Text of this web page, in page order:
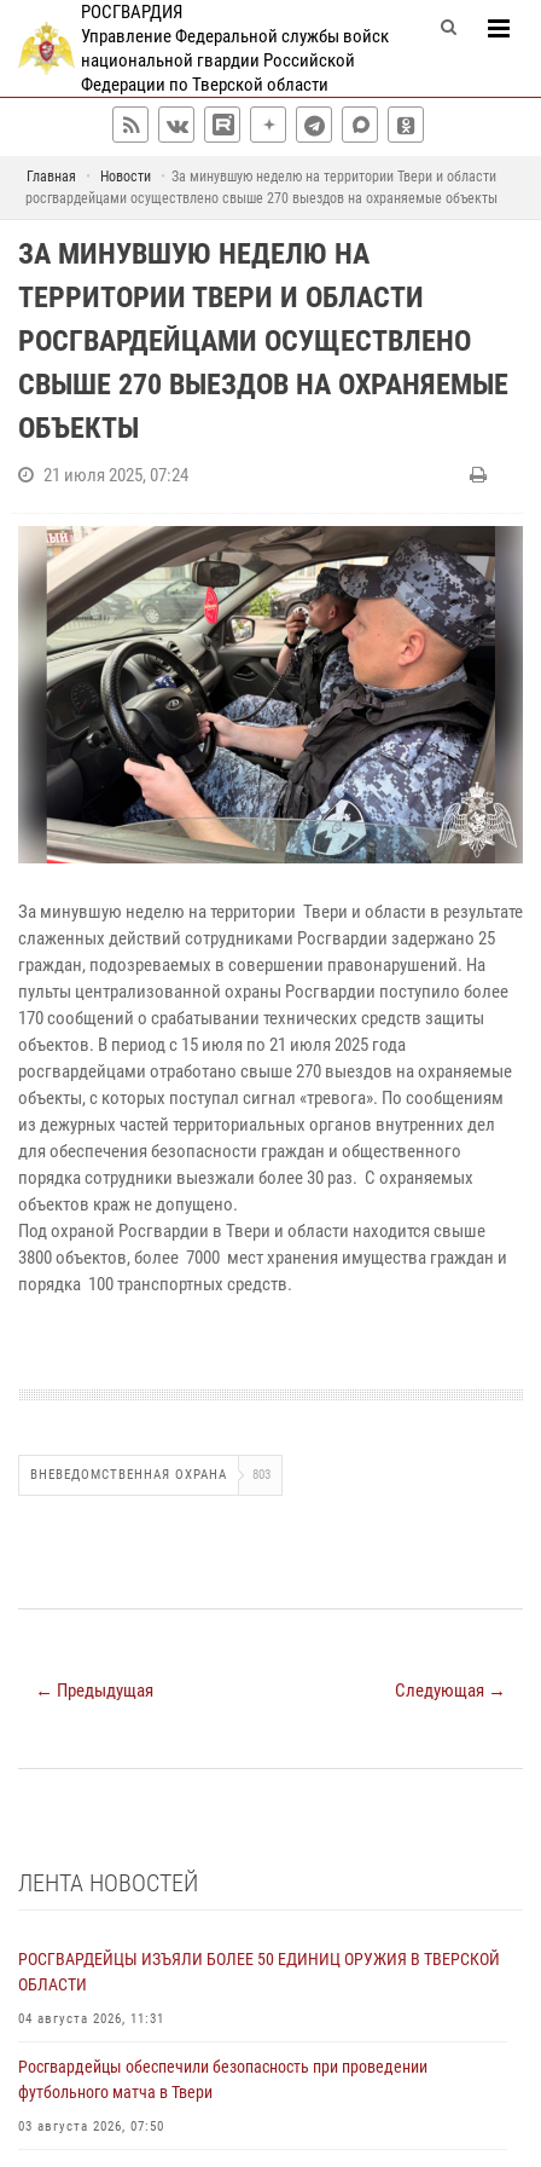
РОСГВАРДИЯ
Управление Федеральной службы войск
национальной гвардии Российской
Федерации по Тверской области
Главная Новости
За минувшую неделю на территории Твери и области
росгвардейцами осуществлено свыше 270 выездов на охраняемые объекты
ЗА МИНУВШУЮ НЕДЕЛЮ НА
ТЕРРИТОРИИ ТВЕРИ И ОБЛАСТИ
РОСГВАРДЕЙЦАМИ ОСУЩЕСТВЛЕНО
СВЫШЕ 270 ВЫЕЗДОВ НА ОХРАНЯЕМЫЕ
ОБЪЕКТЫ
21 июля 2025, 07:24
За минувшую неделю на территории Твери и области в результате
слаженных действий сотрудниками Росгвардии задержано 25
граждан, подозреваемых в совершении правонарушений. На
пульты централизованной охраны Росгвардии поступило более
170 сообщений о срабатывании технических средств защиты
объектов. В период с 15 июля по 21 июля 2025 года
росгвардейцами отработано свыше 270 выездов на охраняемые
объекты, с которых поступал сигнал «тревога». По сообщениям
из дежурных частей территориальных органов внутренних дел
для обеспечения безопасности граждан и общественного
порядка сотрудники выезжали более 30 раз. С охраняемых
объектов краж не допущено.
Под охраной Росгвардии в Твери и области находится свыше
3800 объектов, более 7000 мест хранения имущества граждан и
порядка 100 транспортных средств.
ВНЕВЕДОМСТВЕННАЯ ОХРАНА 803
← Предыдущая Следующая →
ЛЕНТА НОВОСТЕЙ
РОСГВАРДЕЙЦЫ ИЗЪЯЛИ БОЛЕЕ 50 ЕДИНИЦ ОРУЖИЯ В ТВЕРСКОЙ
ОБЛАСТИ
04 августа 2026, 11:31
Росгвардейцы обеспечили безопасность при проведении
футбольного матча в Твери
03 августа 2026, 07:50